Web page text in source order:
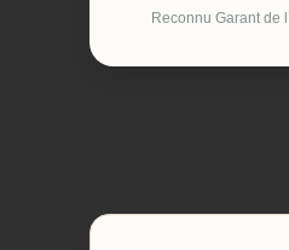
Reconnu Garant de